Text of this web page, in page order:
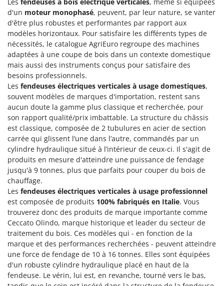
d'un moteur monophasé, peuvent, par leur nature, se vanter
d'être plus robustes et performantes par rapport aux
modèles horizontaux. Pour satisfaire les différents types de
nécessités, le catalogue AgriEuro regroupe des machines
adaptées à une coupe de bois dans un contexte domestique
mais aussi des instruments conçus pour satisfaire des
besoins professionnels.
Les fendeuses électriques verticales à usage domestiques,
souvent modèles de marques d'importation, restent sans
aucun doute la gamme plus classique et recherchée, pour
son rapport qualité/prix imbattable. La structure du châssis
est classique, composée de 2 tubulures en acier de section
carrée qui glissent l’une dans l’autre, commandés par un
cylindre hydraulique situé à l’intérieur de ceux-ci. Il s'agit de
produits en mesure d'atteindre une puissance de fendage
jusqu'à 9 tonnes, plus que parfaits pour couper du bois de
chauffage.
Les fendeuses électriques verticales à usage professionnel
est composée de produits 100% fabriqués en Italie. Vous
trouverez donc des produits de marque importante comme
Ceccato Olindo, marque historique et leader du secteur de
traitement du bois. Ces modèles qui - en fonction de la
marque et des performances recherchées - peuvent atteindre
une force de fendage de 10 à 16 tonnes. Elles sont équipées
d'un robuste cylindre hydraulique placé en haut de la
fendeuse. Le vérin, lui est, en revanche, tourné vers le bas,